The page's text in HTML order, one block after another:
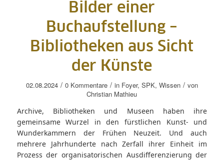
Bilder einer
Buchaufstellung –
Bibliotheken aus Sicht
der Künste
02.08.2024 / 0 Kommentare / in Foyer, SPK, Wissen / von
Christian Mathieu
Archive, Bibliotheken und Museen haben ihre
gemeinsame Wurzel in den fürstlichen Kunst- und
Wunderkammern der Frühen Neuzeit. Und auch
mehrere Jahrhunderte nach Zerfall ihrer Einheit im
Prozess der organisatorischen Ausdifferenzierung der